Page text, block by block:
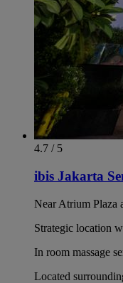
4.7 / 5
ibis Jakarta
Near Atrium Plaza
Strategic location
In room massage
Located